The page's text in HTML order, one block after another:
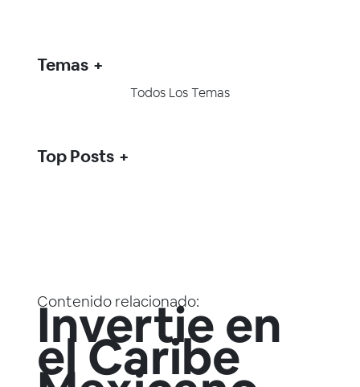
Contenido relacionado:
Invertie en
el Caribe
Temas
Todos Los Temas
Top Posts